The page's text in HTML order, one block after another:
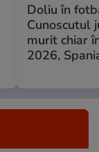
Doliu în
Cunoscutul
murit chiar
2026,